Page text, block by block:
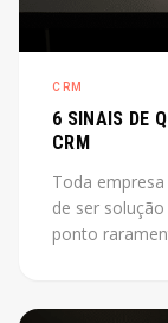
CRM
6 SINAIS DE
CRM
Toda
de ser
ponto